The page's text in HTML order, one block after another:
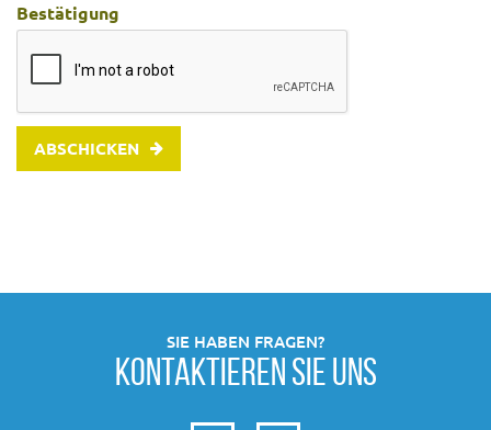
Bestätigung
ABSCHICKEN
SIE HABEN FRAGEN?
KONTAKTIEREN SIE UNS